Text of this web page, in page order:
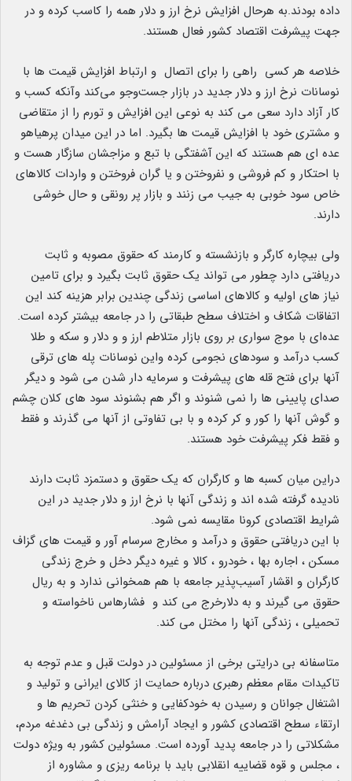
داده بودند.به هرحال افزایش نرخ ارز و دلار همه را کاسب کرده و در
جهت پیشرفت اقتصاد کشور فعال هستند.
خلاصه هر کسی راهی را برای اتصال و ارتباط افزایش قیمت ها با
نوسانات نرخ ارز و دلار جدید در بازار جست‌وجو می‌کند وآنکه کسب و
کار آزاد دارد سعی می کند به نوعی این افزایش و تورم را از متقاضی
و مشتری خود با افزایش قیمت ها بگیرد. اما در این میدان پرهیاهو
عده ای هم هستند که این آشفتگی با تبع و مزاجشان سازگار هست و
با احتکار و کم فروشی و نفروختن و یا گران فروختن و واردات کالاهای
خاص سود خوبی به جیب می زنند و بازار پر رونقی و حال خوشی
دارند.
ولی بیچاره کارگر و بازنشسته و کارمند که حقوق مصوبه و ثابت
دریافتی دارد چطور می تواند یک حقوق ثابت بگیرد و برای تامین
نیاز های اولیه و کالاهای اساسی زندگی چندین برابر هزینه کند این
اتفاقات شکاف و اختلاف سطح طبقاتی را در جامعه بیشتر کرده است.
عده‌ای با موج سواری بر روی بازار متلاطم ارز و و دلار و سکه و طلا
کسب درآمد و سودهای نجومی کرده واین نوسانات پله های ترقی
آنها برای فتح قله های پیشرفت و سرمایه دار شدن می شود و دیگر
صدای پایینی ها را نمی شنوند و اگر هم بشنوند سود های کلان چشم
و گوش آنها را کور و کر کرده و با بی تفاوتی از آنها می گذرند و فقط
و فقط فکر پیشرفت خود هستند.
دراین میان کسبه ها و کارگران که یک حقوق و دستمزد ثابت دارند
نادیده گرفته شده اند و زندگی آنها با نرخ ارز و دلار جدید در این
شرایط اقتصادی کرونا مقایسه نمی شود.
با این دریافتی حقوق و درآمد و مخارج سرسام آور و قیمت های گزاف
مسکن ، اجاره بها ، خودرو ، کالا و غیره دیگر دخل و خرج زندگی
کارگران و اقشار آسیب‌پذیر جامعه با هم همخوانی ندارد و به ریال
حقوق می گیرند و به دلارخرج می کند و فشارهاس ناخواسته و
تحمیلی ، زندگی آنها را مختل می کند.
متاسفانه بی درایتی برخی از مسئولین در دولت قبل و عدم توجه به
تاکیدات مقام معظم رهبری درباره حمایت از کالای ایرانی و تولید و
اشتغال جوانان و رسیدن به خودکفایی و خنثی کردن تحریم ها و
ارتقاء سطح اقتصادی کشور و ایجاد آرامش و زندگی بی دغدغه مردم،
مشکلاتی را در جامعه پدید آورده است. مسئولین کشور به ویژه دولت
، مجلس و قوه قضاییه انقلابی باید با برنامه ریزی و مشاوره از